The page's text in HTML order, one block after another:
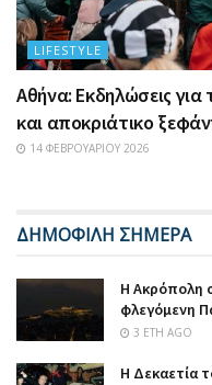
LIFESTYLE
Αθήνα: Εκδηλώσεις για
και αποκριάτικο
14 ΦΕΒΡΟΥΑΡΊΟΥ 2026
ΔΗΜΟΦΙΛΗ ΣΗΜΕΡΑ
Η Ακρόπολη
φλεγόμενη
3 ΈΤΗ AGO
Η Δεκαετία